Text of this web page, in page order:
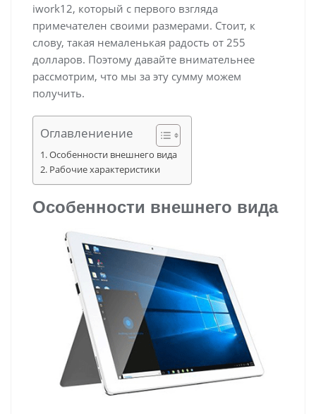
iwork12, который с первого взгляда
примечателен своими размерами. Стоит, к
слову, такая немаленькая радость от 255
долларов. Поэтому давайте внимательнее
рассмотрим, что мы за эту сумму можем
получить.
Оглавлениение
Особенности внешнего вида
Рабочие характеристики
Особенности внешнего вида